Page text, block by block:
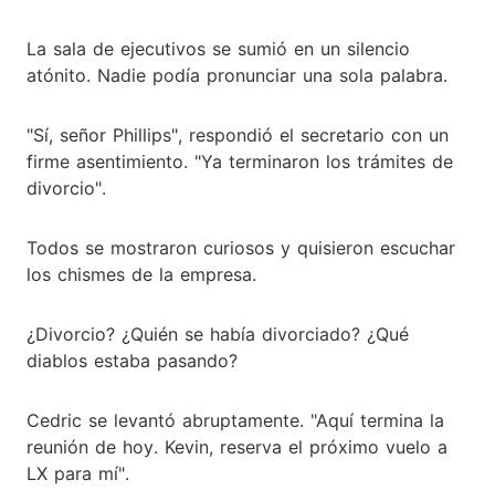
La sala de ejecutivos se sumió en un silencio
atónito. Nadie podía pronunciar una sola palabra.
"Sí, señor Phillips", respondió el secretario con un
firme asentimiento. "Ya terminaron los trámites de
divorcio".
Todos se mostraron curiosos y quisieron escuchar
los chismes de la empresa.
¿Divorcio? ¿Quién se había divorciado? ¿Qué
diablos estaba pasando?
Cedric se levantó abruptamente. "Aquí termina la
reunión de hoy. Kevin, reserva el próximo vuelo a
LX para mí".